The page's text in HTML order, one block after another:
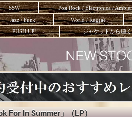
SSW Post Rock / Electronica /
Jazz / Funk World / Reggae
PUSH UP! ジャケットから聴く
For In Summer」（LP）